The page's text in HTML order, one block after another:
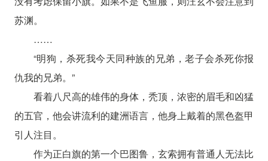
苏渊。
……
“明狗，杀死我今天同种族的兄弟，老子会杀死你报
仇我的兄弟。”
看着八尺高的雄伟的身体，秃顶，浓密的眉毛和凶猛
的五官，他会讲流利的建洲语言，他身上戴着的黑色盔甲
引人注目。
作为正白旗的第一个巴图鲁，玄索拥有普通人无法比